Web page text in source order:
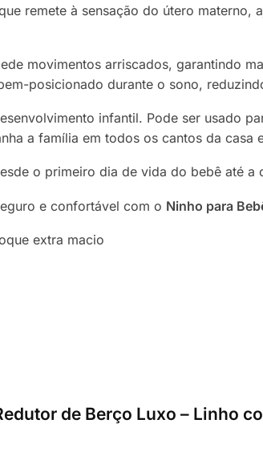
remete à sensação do útero materno,
movimentos arriscados, garantindo
posicionado durante o sono,
infantil. Pode ser usado
a família em todos os cantos da casa
o primeiro dia de vida do bebê até a
e confortável com o Ninho para
extra macio
de Berço Luxo – Linho